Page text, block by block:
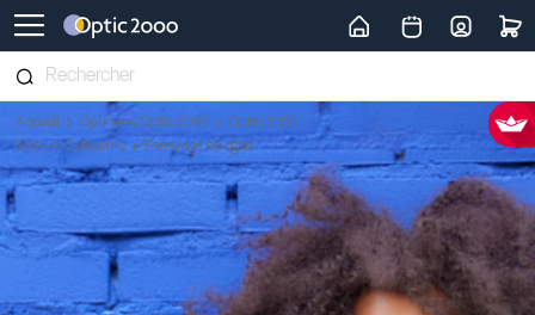
Retour vers la page d'accueil
Accueil Opticiens Optic 2000
Optic 2000
Sillé-Le-Guillaume
Essayage en ligne